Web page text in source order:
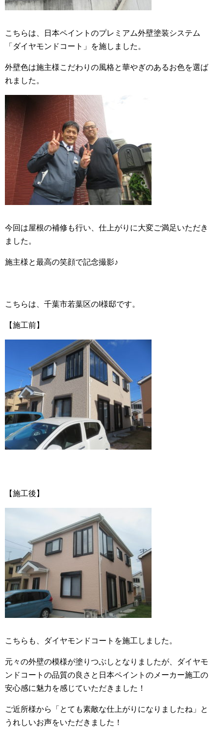
こちらは、日本ペイントのプレミアム外壁塗装システム
「ダイヤモンドコート」を施しました。
外壁色は施主様こだわりの風格と華やぎのあるお色を選ば
れました。
今回は屋根の補修も行い、仕上がりに大変ご満足いただき
ました。
施主様と最高の笑顔で記念撮影♪
こちらは、千葉市若葉区のI様邸です。
【施工前】
【施工後】
こちらも、ダイヤモンドコートを施工しました。
元々の外壁の模様が塗りつぶしとなりましたが、ダイヤモ
ンドコートの品質の良さと日本ペイントのメーカー施工の
安心感に魅力を感じていただきました！
ご近所様から「とても素敵な仕上がりになりましたね」と
うれしいお声をいただきました！